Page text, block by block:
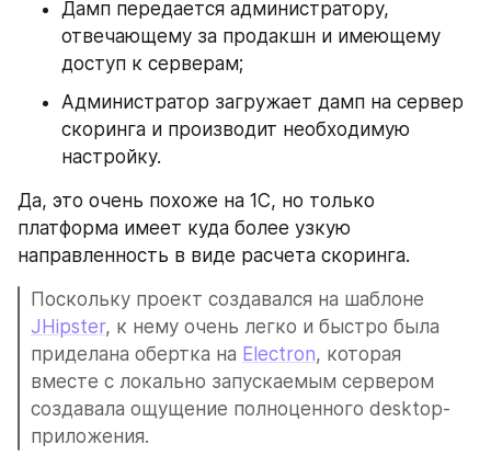
Дамп передается администратору,
отвечающему за продакшн и имеющему
доступ к серверам;
Администратор загружает дамп на сервер
скоринга и производит необходимую
настройку.
Да, это очень похоже на 1С, но только
платформа имеет куда более узкую
направленность в виде расчета скоринга.
JHipster, к нему очень легко и быстро была
приделана обертка на Electron, которая
вместе с локально запускаемым сервером
создавала ощущение полноценного desktop-
приложения.